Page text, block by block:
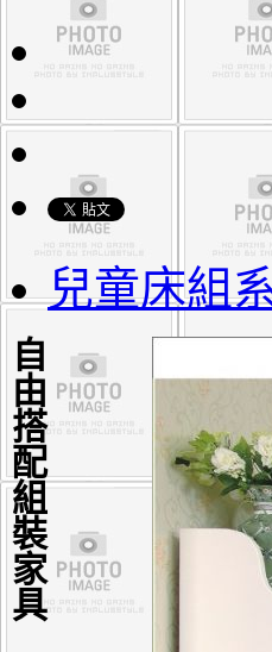
兒童床組
自由搭配組裝家具